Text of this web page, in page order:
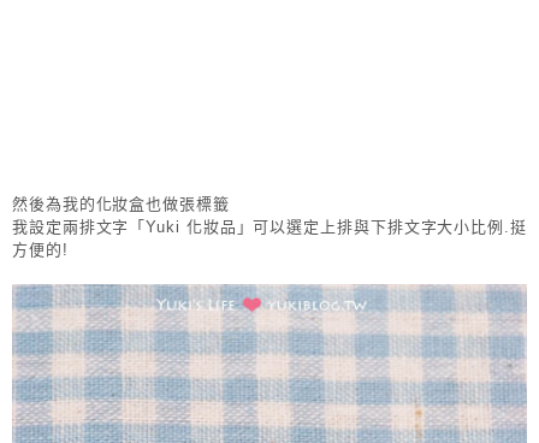
然後為我的化妝盒也做張標籤
我設定兩排文字「Yuki 化妝品」可以選定上排與下排文字大小比例.挺
方便的!